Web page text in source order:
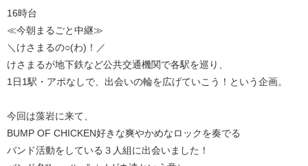
16時台
≪今朝まるごと中継≫
＼けさまるの○(わ)！／
けさまるが地下鉄など公共交通機関で各駅を巡り、
1日1駅・アポなしで、出会いの輪を広げていこう！という企画。
今回は藻岩に来て、
BUMP OF CHICKEN好きな爽やかめなロックを奏でる
バンド活動をしている３人組に出会いました！